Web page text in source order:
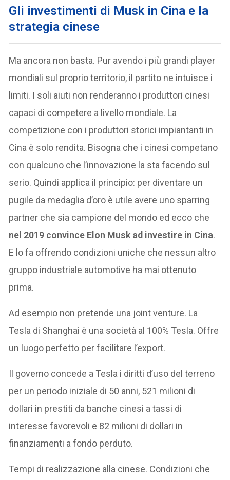
Gli investimenti di Musk in Cina e la
strategia cinese
Ma ancora non basta. Pur avendo i più grandi player
mondiali sul proprio territorio, il partito ne intuisce i
limiti. I soli aiuti non renderanno i produttori cinesi
capaci di competere a livello mondiale. La
competizione con i produttori storici impiantanti in
Cina è solo rendita. Bisogna che i cinesi competano
con qualcuno che l’innovazione la sta facendo sul
serio. Quindi applica il principio: per diventare un
pugile da medaglia d’oro è utile avere uno sparring
partner che sia campione del mondo ed ecco che
nel 2019 convince Elon Musk ad investire in Cina.
E lo fa offrendo condizioni uniche che nessun altro
gruppo industriale automotive ha mai ottenuto
prima.
Ad esempio non pretende una joint venture. La
Tesla di Shanghai è una società al 100% Tesla. Offre
un luogo perfetto per facilitare l’export.
Il governo concede a Tesla i diritti d’uso del terreno
per un periodo iniziale di 50 anni, 521 milioni di
dollari in prestiti da banche cinesi a tassi di
interesse favorevoli e 82 milioni di dollari in
finanziamenti a fondo perduto.
Tempi di realizzazione alla cinese. Condizioni che